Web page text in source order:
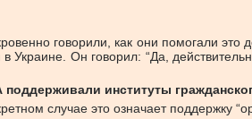
говорили, как они помогали
Украине. Он говорил: “Да,
институты
случае это означает поддержку